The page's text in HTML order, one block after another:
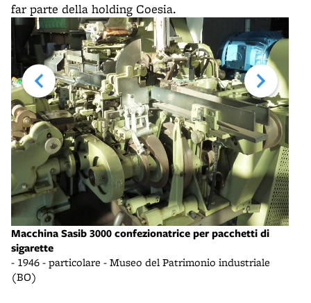
far parte della holding Coesia.
Macchina Sasib 3000 confezionatrice per pacchetti di
sigarette
- 1946 - particolare - Museo del Patrimonio industriale
(BO)